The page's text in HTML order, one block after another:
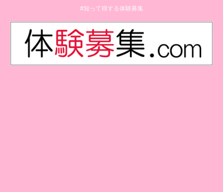
#知って得する体験募集